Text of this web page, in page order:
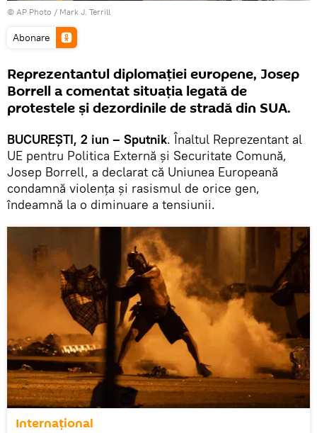
© AP Photo / Mark J. Terrill
Abonare
Reprezentantul diplomației europene, Josep
Borrell a comentat situația legată de
protestele și dezordinile de stradă din SUA.
BUCUREȘTI, 2 iun – Sputnik. Înaltul Reprezentant al
UE pentru Politica Externă și Securitate Comună,
Josep Borrell, a declarat că Uniunea Europeană
condamnă violența și rasismul de orice gen,
îndeamnă la o diminuare a tensiunii.
Internaţional